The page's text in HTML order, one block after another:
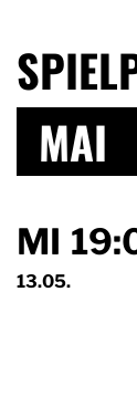
MAI
MI
13.05.